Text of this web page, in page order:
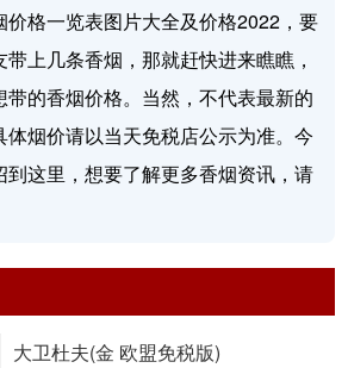
价格一览表图片大全及价格2022，要
上几条香烟，那就赶快进来瞧瞧，
的香烟价格。当然，不代表最新的
体烟价请以当天免税店公示为准。今
到这里，想要了解更多香烟资讯，请
大卫杜夫(金 欧盟免税版)